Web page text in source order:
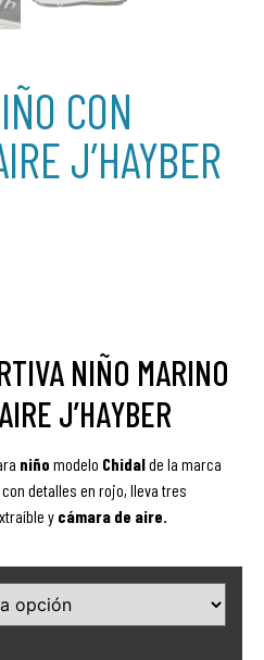
CON
J’HAYBER
NIÑO MARINO
J’HAYBER
niño modelo Chidalde la marca
con detalles en rojo, lleva tres
y cámara de aire.